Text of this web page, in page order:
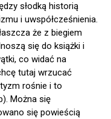
słodką historią
i uwspółcześnienia.
że z biegiem
się do książki i
co widać na
tutaj wrzucać
rośnie i to
Można się
się powieścią